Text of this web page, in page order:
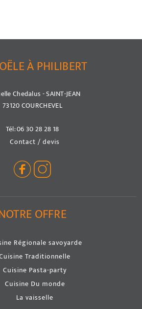
À PHILIBERT
Chedalus - SAINT-JEAN
73120COURCHEVEL
Tél:06 30 28 28 18
Contact / devis
OFFRE
Régionale savoyarde
Traditionnelle
Cuisine Pasta-party
Cuisine Du monde
La vaisselle